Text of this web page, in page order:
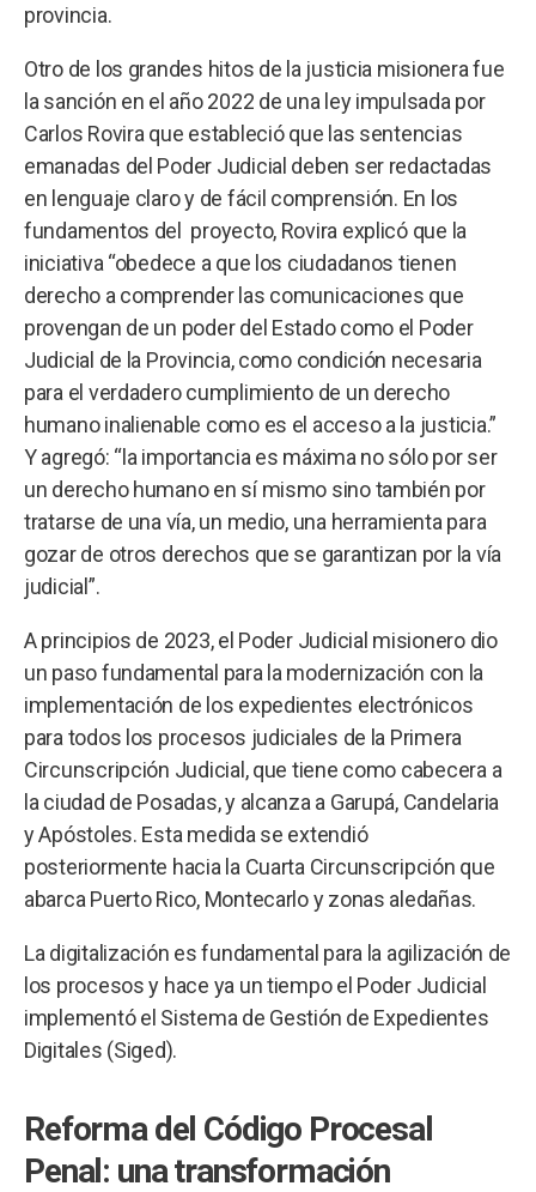
provincia.
Otro de los grandes hitos de la justicia misionera fue
la sanción en el año 2022 de una ley impulsada por
Carlos Rovira que estableció que las sentencias
emanadas del Poder Judicial deben ser redactadas
en lenguaje claro y de fácil comprensión. En los
fundamentos del proyecto, Rovira explicó que la
iniciativa “obedece a que los ciudadanos tienen
derecho a comprender las comunicaciones que
provengan de un poder del Estado como el Poder
Judicial de la Provincia, como condición necesaria
para el verdadero cumplimiento de un derecho
humano inalienable como es el acceso a la justicia.”
Y agregó: “la importancia es máxima no sólo por ser
un derecho humano en sí mismo sino también por
tratarse de una vía, un medio, una herramienta para
gozar de otros derechos que se garantizan por la vía
judicial”.
A principios de 2023, el Poder Judicial misionero dio
un paso fundamental para la modernización con la
implementación de los expedientes electrónicos
para todos los procesos judiciales de la Primera
Circunscripción Judicial, que tiene como cabecera a
la ciudad de Posadas, y alcanza a Garupá, Candelaria
y Apóstoles. Esta medida se extendió
posteriormente hacia la Cuarta Circunscripción que
abarca Puerto Rico, Montecarlo y zonas aledañas.
La digitalización es fundamental para la agilización de
los procesos y hace ya un tiempo el Poder Judicial
implementó el Sistema de Gestión de Expedientes
Digitales (Siged).
Reforma del Código Procesal
Penal: una transformación